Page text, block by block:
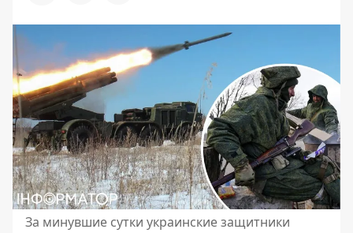
За минувшие сутки украинские защитники